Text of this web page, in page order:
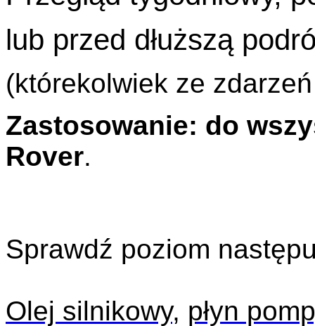
lub przed dłuższą
(którekolwiek ze
Zastosowanie: do
Rover.
Sprawdź poziom
Olej silnikowy, płyn